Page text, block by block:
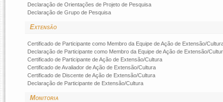
Declaração de Orientações de Projeto de Pesquisa
Declaração de Grupo de Pesquisa
Extensão
Certificado de Participante como Membro da Equipe de Ação de Extensão/
Declaração de Participante como Membro da Equipe de Ação de Extensão/
Certificado de Participante de Ação de Extensão/Cultura
Certificado de Avaliador de Ação de Extensão/Cultura
Certificado de Discente de Ação de Extensão/Cultura
Declaração de Participante de Extensão/Cultura
Monitoria